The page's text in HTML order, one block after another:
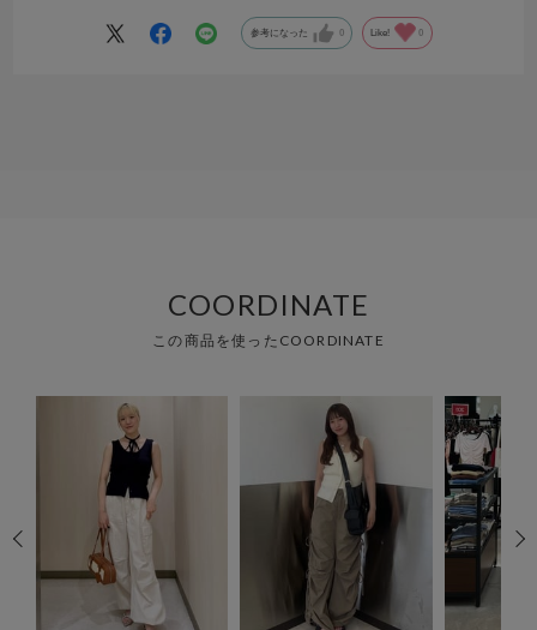
参考になった 0 Like! 0
COORDINATE
この商品を使ったCOORDINATE